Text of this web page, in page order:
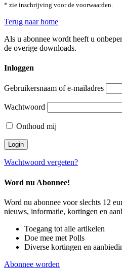
* zie inschrijving voor de voorwaarden.
Terug naar home
Als u abonnee wordt heeft u
de overige downloads.
Inloggen
Gebruikersnaam of e-mailadres
Wachtwoord
Onthoud mij
Wachtwoord vergeten?
Word nu Abonnee!
Word nu abonnee voor slechts 12
nieuws, informatie, kortingen en
Toegang tot alle artikelen
Doe mee met Polls
Diverse kortingen en
Abonnee worden